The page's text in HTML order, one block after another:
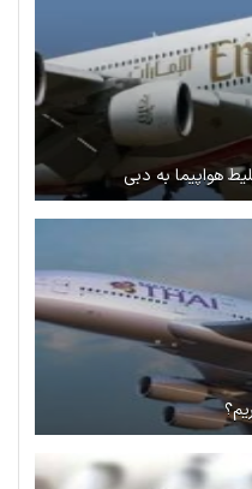
هواپیما به دبی